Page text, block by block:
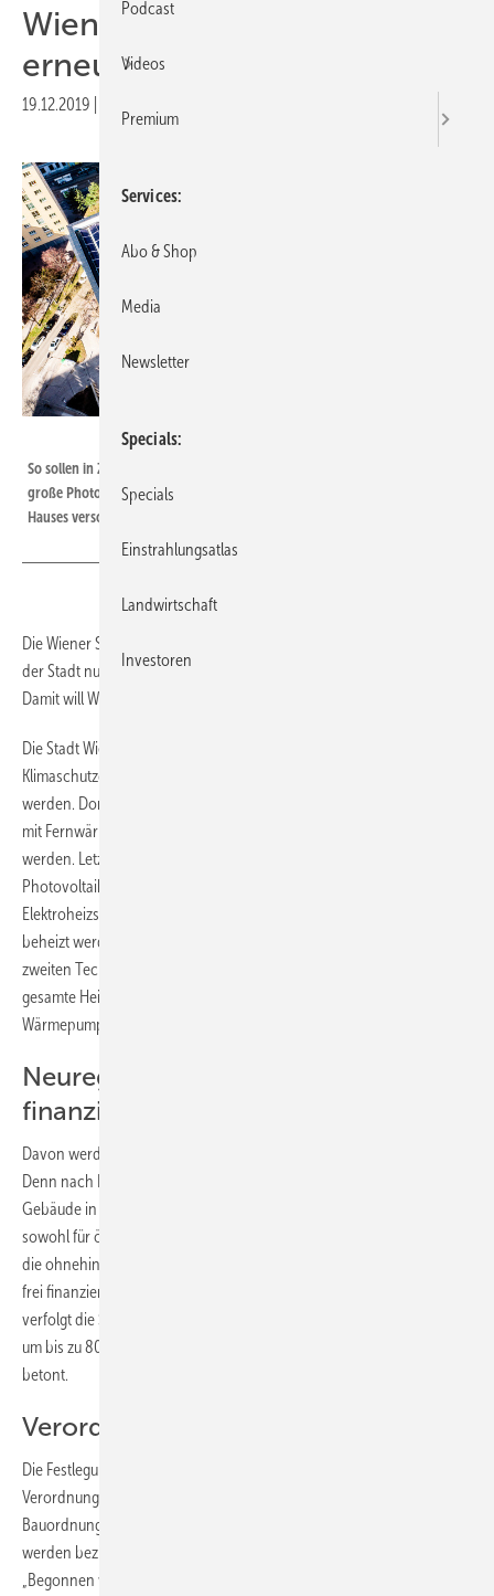
Wien heizt in Zukunft
erneuerbar
19.12.2019
So sollen in Zukunft die Dächer der Neubauten in Wien aussehen: Eine
große Photovoltaikanlage, die wie hier Elektroheizstäbe im Keller des
Hauses versorgt.
Die Wiener Stadtverwaltung lässt in Neubauten in Klimaschutzgebieten
der Stadt nur noch Fernwärme oder Erneuerbare als Wärmequelle zu.
Damit will Wien den CO2-Ausstoß im Neubau um 80 Prozent senken.
Die Stadt Wien hat die Bauordnung geändert. In Zukunft dürfen in
Klimaschutzgebieten keine Öl- oder Gasheizungen mehr gebaut
werden. Dort müssen sämtliche neu errichteten Gebäude entweder
mit Fernwärme oder erneuerbaren Energien beheizt und gekühlt
werden. Letzteres gilt auch als erfüllt, wenn die auf dem Dach eine
Photovoltaikanlagen installiert ist, die eine Wärmepumpe oder
Elektroheizstäbe versorgt. Die Häuser können auch mit Solarthermie
beheizt werden. Da dies allerdings in der Regel im Verbund mit einer
zweiten Technologie passieren muss, da die Solarthermie kaum die
gesamte Heizlast abdecken kann, ist hier die Kombination mit einer
Wärmepumpe oder einer Biomasseheizung notwendig.
Neuregelung gilt auch für frei
finanzierten Wohnraum
Davon werden 80 Prozent der Neubauten in Wien betroffen sein.
Denn nach Erhebungen der Stadt werden acht von zehn neue
Gebäude in einem solchen Klimaschutzgebiet errichtet. Das gilt
sowohl für öffentliche Gebäude wie Schulen oder Kindergärten, für
die ohnehin schon eine Solarpflicht gilt, als auch für geförderten und
frei finanziertem Wohnungsbau, Bürogebäude, Geschäftslokale. Damit
verfolgt die Stadt das Ziel, bis 2030 den CO2-Ausstoß aus Neubauten
um bis zu 80 Prozent zu senken, wie Vizebürgermeisterin Birgit Hebein
betont.
Verordnungen werden vorbereitet
Die Festlegung von Klimaschutzgebieten basiert wiederum auf der
Verordnung von Energieraumplänen im Paragraph 2 der Wiener
Bauordnung. „Die Verordnungen sind bereits in Vorbereitung und
werden bezirksweise erlassen“, gibt die Stadtverwaltung bekannt.
„Begonnen wird mit den Bezirken 2, 3, 7 und 16. Danach folgen in
Podcast
Videos
Premium
Services
Abo & Shop
Media
Newsletter
Specials
Specials
Einstrahlungsatlas
Landwirtschaft
Investoren